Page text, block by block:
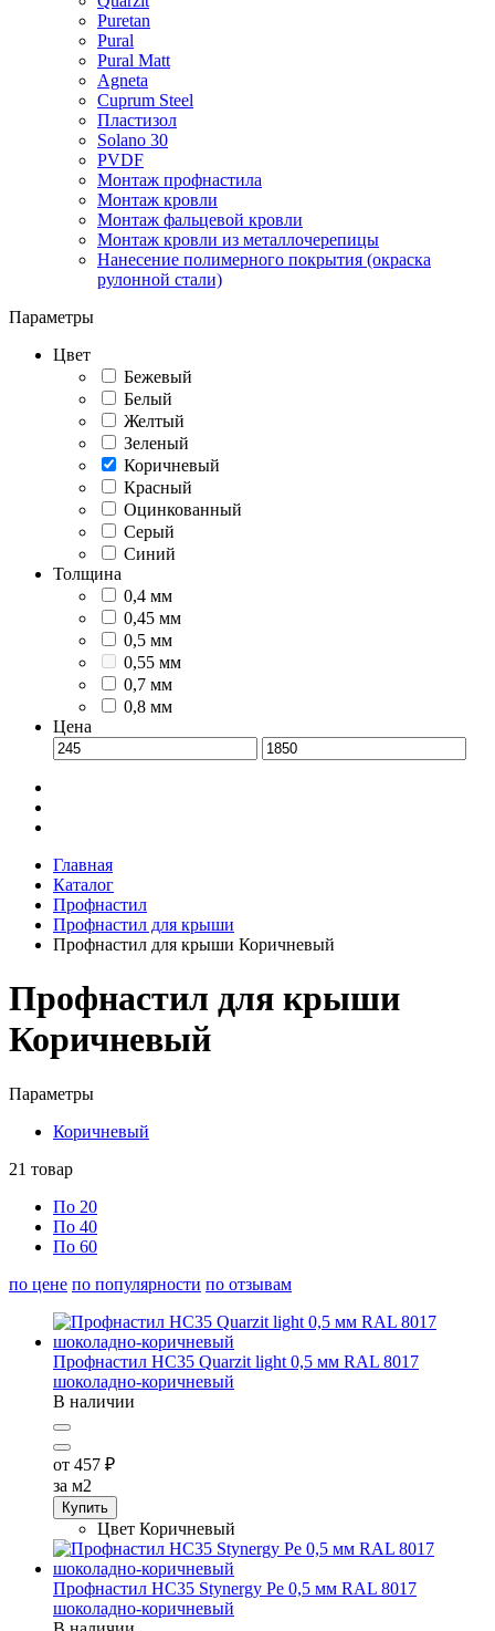
Puretan
Pural
Pural Matt
Agneta
Cuprum Steel
Пластизол
Solano 30
PVDF
Монтаж профнастила
Монтаж кровли
Монтаж фальцевой кровли
Монтаж кровли из металлочерепицы
Нанесение полимерного покрытия (окраска
рулонной стали)
Параметры
Цвет
Бежевый
Белый
Желтый
Зеленый
Коричневый
Красный
Оцинкованный
Серый
Синий
Толщина
0,4 мм
0,45 мм
0,5 мм
0,55 мм
0,7 мм
0,8 мм
Цена
Главная
Каталог
Профнастил
Профнастил для крыши
Профнастил для крыши Коричневый
Профнастил для крыши
Коричневый
Параметры
Коричневый
21 товар
По 20
По 40
По 60
по цене по популярности по отзывам
Профнастил НС35 Quarzit light 0,5 мм RAL 8017
шоколадно-коричневый
В наличии
от 457 ₽
за м2
Купить
Цвет Коричневый
Профнастил НС35 Stynergy Pe 0,5 мм RAL 8017
шоколадно-коричневый